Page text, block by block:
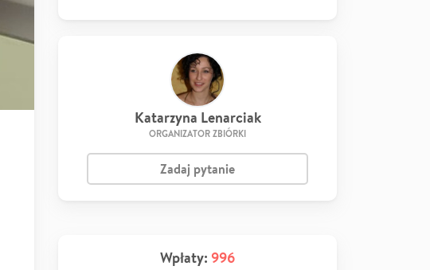
Katarzyna Lenarciak
ORGANIZATOR ZBIÓRKI
Zadaj pytanie
Wpłaty: 996